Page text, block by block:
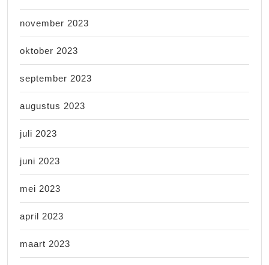
november 2023
oktober 2023
september 2023
augustus 2023
juli 2023
juni 2023
mei 2023
april 2023
maart 2023